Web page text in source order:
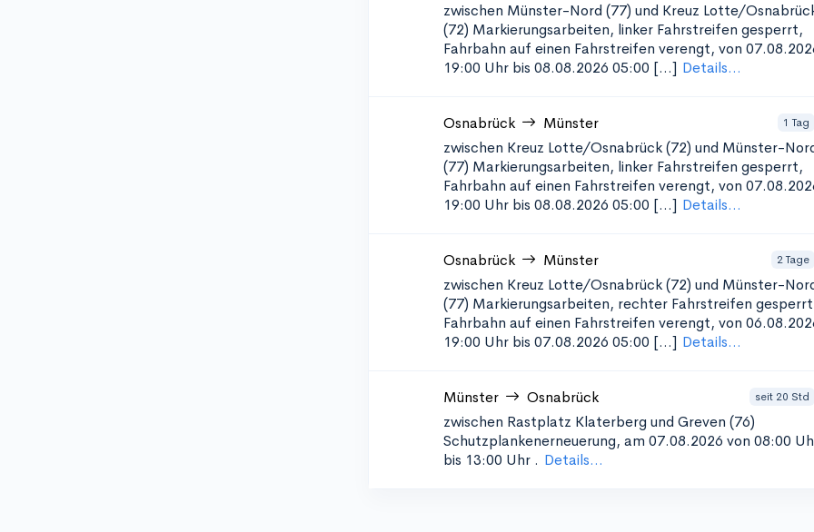
zwischen Münster-Nord (77) und Kreuz Lotte/
(72) Markierungsarbeiten, linker Fahrstreifen gesperrt,
Fahrbahn auf einen Fahrstreifen verengt, von
19:00 Uhr bis 08.08.2026 05:00 [...] Details...
Osnabrück Münster 1 Tag
zwischen Kreuz Lotte/Osnabrück (72) und Münster-
(77) Markierungsarbeiten, linker Fahrstreifen gesperrt,
Fahrbahn auf einen Fahrstreifen verengt, von
19:00 Uhr bis 08.08.2026 05:00 [...] Details...
Osnabrück Münster 2 Tage
zwischen Kreuz Lotte/Osnabrück (72) und Münster-
(77) Markierungsarbeiten, rechter Fahrstreifen
Fahrbahn auf einen Fahrstreifen verengt, von
19:00 Uhr bis 07.08.2026 05:00 [...] Details...
Münster Osnabrück seit 20 Std
zwischen Rastplatz Klaterberg und Greven (76)
Schutzplankenerneuerung, am 07.08.2026 von 08:00
bis 13:00 Uhr . Details...